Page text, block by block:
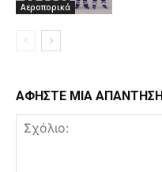
Αεροπορικά
ΑΦΗΣΤΕ ΜΙΑ ΑΠΑΝΤΗΣΗ